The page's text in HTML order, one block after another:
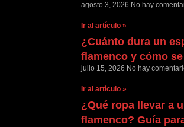
agosto 3, 2026 No hay
Ir al artículo »
¿Cuánto dura un
flamenco y cómo
julio 15, 2026 No hay
Ir al artículo »
¿Qué ropa llevar a
flamenco? Guía